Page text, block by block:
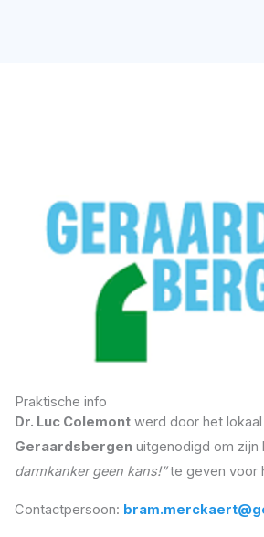
Praktische info
Dr. Luc Colemont werd door het
Geraardsbergen uitgenodigd om zijn
darmkanker geen kans!”te geven voor
Contactpersoon: